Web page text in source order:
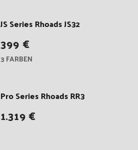
JS Series Rhoads JS32
399 €
3 FARBEN
Pro Series Rhoads RR3
1.319 €